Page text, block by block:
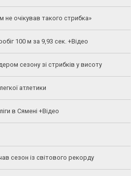
не очікував такого стрибка»
100 м за 9,93 сек. +Відео
сезону зі стрибків у висоту
атлетики
в Сямені +Відео
сезон із світового рекорду